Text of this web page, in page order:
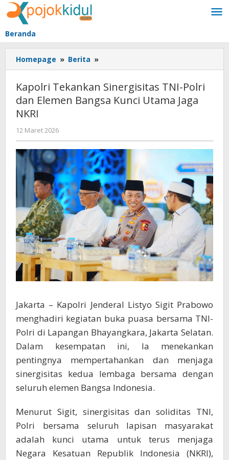
Lewati
ke
konten
Beranda
Homepage » Berita »
Tekankan
TNI-
Polri
Kunci
Utama
Jaga
NKRI
Kapolri Tekankan Sinergisitas TNI-Polri
dan Elemen Bangsa Kunci Utama Jaga
NKRI
12 Maret 2026
BangAdmin
Jakarta – Kapolri Jenderal Listyo Sigit Prabowo
menghadiri kegiatan buka puasa bersama TNI-
Polri di Lapangan Bhayangkara, Jakarta Selatan.
Dalam kesempatan ini, Ia menekankan
pentingnya mempertahankan dan menjaga
sinergisitas kedua lembaga bersama dengan
seluruh elemen Bangsa Indonesia.
Menurut Sigit, sinergisitas dan soliditas TNI,
Polri bersama seluruh lapisan masyarakat
adalah kunci utama untuk terus menjaga
Negara Kesatuan Republik Indonesia (NKRI),